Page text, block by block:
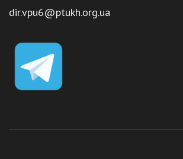
dir.vpu6@ptukh.org.ua